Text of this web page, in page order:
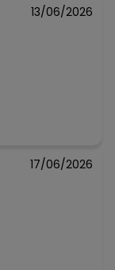
N/D*
13/06/2026
17/06/2026